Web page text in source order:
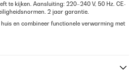
te kijken. Aansluiting: 220–240 V, 50 Hz. CE-
2 jaar garantie.
en combineer functionele verwarming met